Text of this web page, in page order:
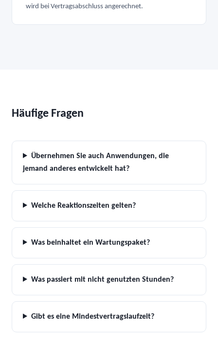
wird bei Vertragsabschluss angerechnet.
Häufige Fragen
Übernehmen Sie auch Anwendungen, die
jemand anderes entwickelt hat?
Welche Reaktionszeiten gelten?
Was beinhaltet ein Wartungspaket?
Was passiert mit nicht genutzten Stunden?
Gibt es eine Mindestvertragslaufzeit?